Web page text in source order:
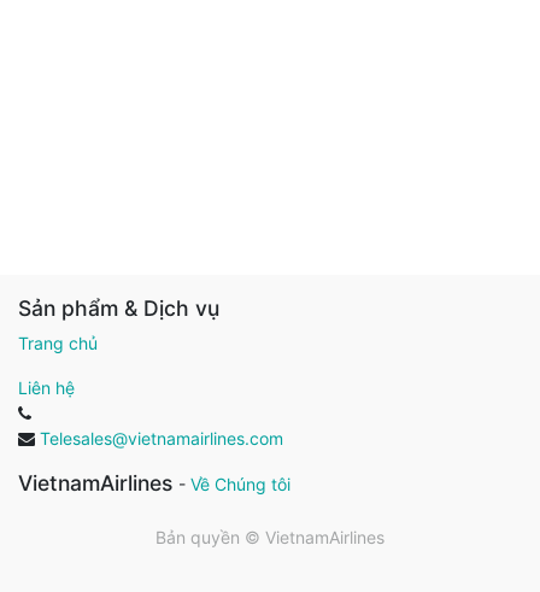
Sản phẩm & Dịch vụ
Trang chủ
Liên hệ
Telesales@vietnamairlines.com
VietnamAirlines - Về Chúng tôi
Bản quyền © VietnamAirlines